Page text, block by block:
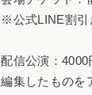
※公式LINE割引
配信公演：4000
編集したものを